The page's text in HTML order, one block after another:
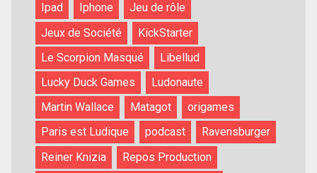
Ipad
Iphone
Jeu de rôle
Jeux de Société
KickStarter
Le Scorpion Masqué
Libellud
Lucky Duck Games
Ludonaute
Martin Wallace
Matagot
origames
Paris est Ludique
podcast
Ravensburger
Reiner Knizia
Repos Production